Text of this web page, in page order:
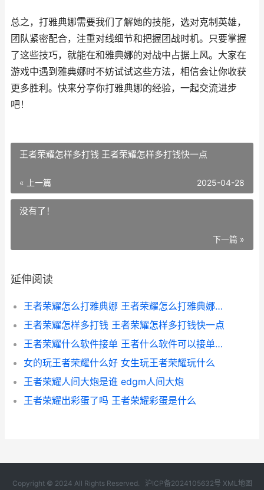
总之，打雅典娜需要我们了解她的技能，选对克制英雄，
团队紧密配合，注重对线细节和把握团战时机。只要掌握
了这些技巧，就能在和雅典娜的对战中占据上风。大家在
游戏中遇到雅典娜时不妨试试这些方法，相信会让你收获
更多胜利。快来分享你打雅典娜的经验，一起交流进步
吧！
王者荣耀怎样多打钱 王者荣耀怎样多打钱快一点
« 上一篇 2025-04-28
没有了！
下一篇 »
延伸阅读
王者荣耀怎么打雅典娜 王者荣耀怎么打雅典娜视频
王者荣耀怎样多打钱 王者荣耀怎样多打钱快一点
王者荣耀什么软件接单 王者什么软件可以接单子赚钱
女的玩王者荣耀什么好 女生玩王者荣耀玩什么
王者荣耀人间大炮是谁 edgm人间大炮
王者荣耀出彩蛋了吗 王者荣耀彩蛋是什么
Copyright © 2024 All Rights Reserved. 沪ICP备2024105632号 XML地图